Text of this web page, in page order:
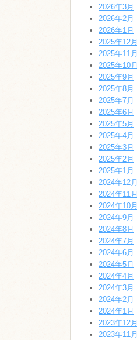
2026年3月
2026年2月
2026年1月
2025年12月
2025年11月
2025年10月
2025年9月
2025年8月
2025年7月
2025年6月
2025年5月
2025年4月
2025年3月
2025年2月
2025年1月
2024年12月
2024年11月
2024年10月
2024年9月
2024年8月
2024年7月
2024年6月
2024年5月
2024年4月
2024年3月
2024年2月
2024年1月
2023年12月
2023年11月